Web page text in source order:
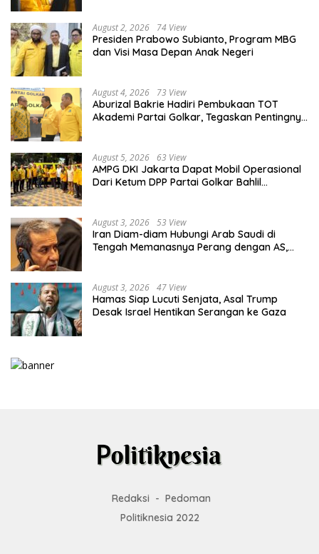
August 2, 2026 74 View
Presiden Prabowo Subianto, Program MBG
dan Visi Masa Depan Anak Negeri
August 4, 2026 73 View
Aburizal Bakrie Hadiri Pembukaan TOT
Akademi Partai Golkar, Tegaskan Pentingnya
August 5, 2026 63 View
AMPG DKI Jakarta Dapat Mobil Operasional
Dari Ketum DPP Partai Golkar Bahlil
August 3, 2026 53 View
Iran Diam-diam Hubungi Arab Saudi di
Tengah Memanasnya Perang dengan AS,
August 3, 2026 47 View
Hamas Siap Lucuti Senjata, Asal Trump
Desak Israel Hentikan Serangan ke Gaza
Redaksi
Pedoman
Politiknesia 2022